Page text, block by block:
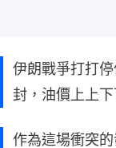
伊朗戰爭打打
封，油價上上
作為這場衝突